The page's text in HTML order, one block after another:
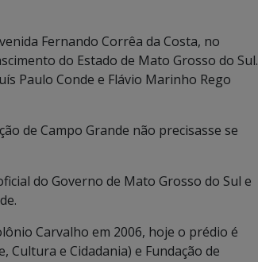
Fernando Corrêa da Costa, no
do Estado de Mato Grosso do Sul.
Paulo Conde e Flávio Marinho Rego
de Campo Grande não precisasse se
do Governo de Mato Grosso do Sul e
Carvalho em 2006, hoje o prédio é
Cultura e Cidadania) e Fundação de